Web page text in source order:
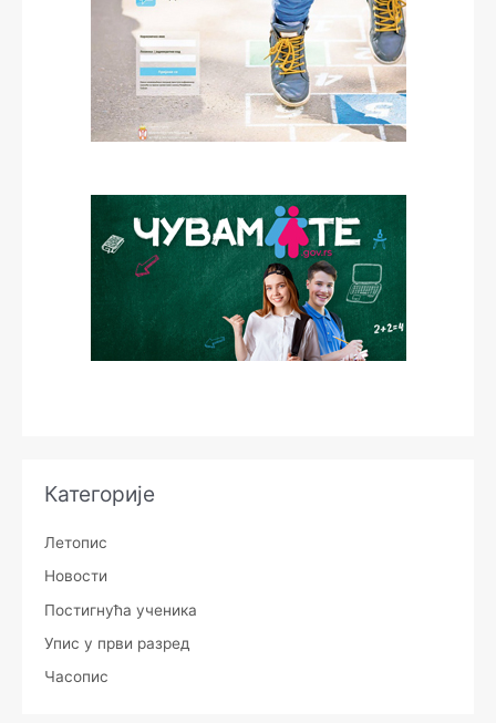
Категорије
Летопис
Новости
Постигнућа ученика
Упис у први разред
Часопис